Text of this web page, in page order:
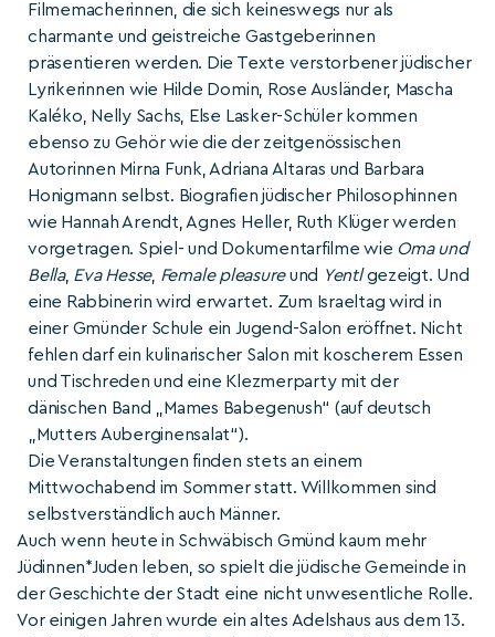
Filmemacherinnen, die sich keineswegs nur als
charmante und geistreiche Gastgeberinnen
präsentieren werden. Die Texte verstorbener jüdischer
Lyrikerinnen wie Hilde Domin, Rose Ausländer, Mascha
Kaléko, Nelly Sachs, Else Lasker-Schüler kommen
ebenso zu Gehör wie die der zeitgenössischen
Autorinnen Mirna Funk, Adriana Altaras und Barbara
Honigmann selbst. Biografien jüdischer Philosophinnen
wie Hannah Arendt, Agnes Heller, Ruth Klüger werden
vorgetragen. Spiel- und Dokumentarfilme wie Oma und
Bella, Eva Hesse, Female pleasureund Yentlgezeigt. Und
eine Rabbinerin wird erwartet. Zum Israeltag wird in
einer Gmünder Schule ein Jugend-Salon eröffnet. Nicht
fehlen darf ein kulinarischer Salon mit koscherem Essen
und Tischreden und eine Klezmerparty mit der
dänischen Band „Mames Babegenush“ (auf deutsch
„Mutters Auberginensalat“).
Die Veranstaltungen finden stets an einem
Mittwochabend im Sommer statt. Willkommen sind
selbstverständlich auch Männer.
Auch wenn heute in Schwäbisch Gmünd kaum mehr
Jüdinnen*Juden leben, so spielt die jüdische Gemeinde in
der Geschichte der Stadt eine nicht unwesentliche Rolle.
Vor einigen Jahren wurde ein altes Adelshaus aus dem 13.